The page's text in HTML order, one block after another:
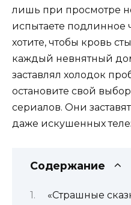
лишь при просмотре
испытаете подлинное
хотите, чтобы кровь
каждый невнятный
заставлял холодок
остановите свой
сериалов. Они
даже искушенных
Содержание
«Страшные